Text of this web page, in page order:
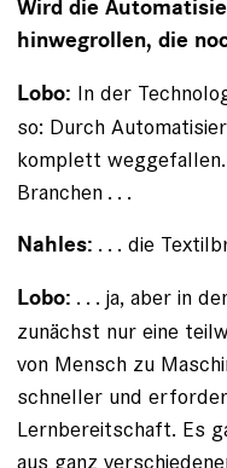
Wird die
hinwegrollen, die
Lobo: In der
so: Durch
komplett
Branchen . . .
Nahles: . . . die
Lobo: . . . ja, aber in
zunächst nur eine
von Mensch zu
schneller und
Lernbereitschaft. Es
aus ganz